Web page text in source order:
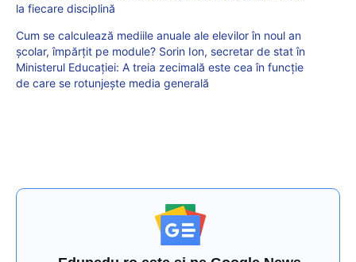
la fiecare disciplină
Cum se calculează mediile anuale ale elevilor în noul an
școlar, împărțit pe module? Sorin Ion, secretar de stat în
Ministerul Educației: A treia zecimală este cea în funcție
de care se rotunjește media generală